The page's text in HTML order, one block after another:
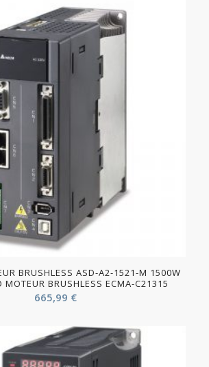
BRUSHLESS ASD-A2-1521-M 1500W
MOTEUR BRUSHLESS ECMA-C21315
665,99 €